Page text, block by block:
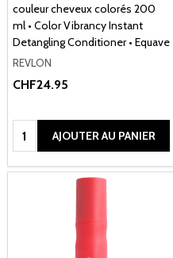
couleur cheveux colorés 200
ml • Color Vibrancy Instant
Detangling Conditioner • Equave
REVLON
CHF24.95
Quantité:AJOUTER AU PANIER